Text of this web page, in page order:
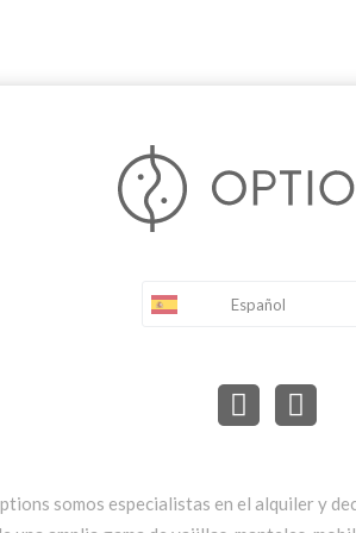
Español
somos especialistas en el alquiler y